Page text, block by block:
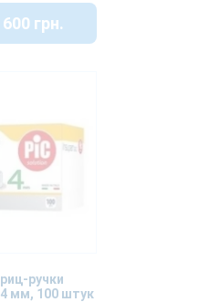
600 грн.
ручки
4 мм, 100 штук